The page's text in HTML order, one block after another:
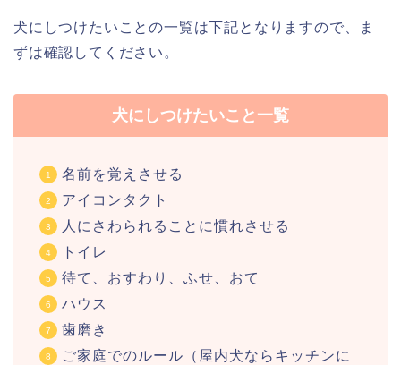
犬にしつけたいことの一覧は下記となりますので、ま
ずは確認してください。
犬にしつけたいこと一覧
名前を覚えさせる
アイコンタクト
人にさわられることに慣れさせる
トイレ
待て、おすわり、ふせ、おて
ハウス
歯磨き
ご家庭でのルール（屋内犬ならキッチンに